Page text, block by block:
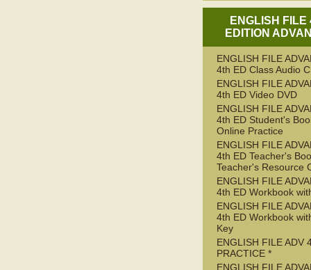
ENGLISH FILE
EDITION
ENGLISH FILE
4th ED Class Audio
ENGLISH FILE
4th ED Video DVD
ENGLISH FILE
4th ED Student's
Online Practice
ENGLISH FILE
4th ED Teacher's
Teacher's Resource
ENGLISH FILE
4th ED Workbook
ENGLISH FILE
4th ED Workbook
Key
ENGLISH FILE ADV
PRACTICE *
ENGLISH FILE